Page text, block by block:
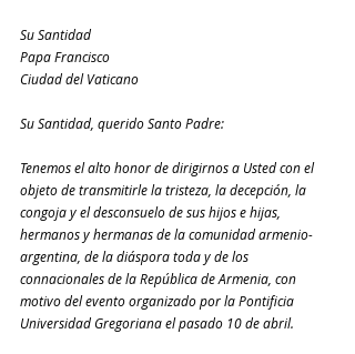
Su Santidad
Papa Francisco
Ciudad del Vaticano
Su Santidad, querido Santo Padre:
Tenemos el alto honor de dirigirnos a Usted con el
objeto de transmitirle la tristeza, la decepción, la
congoja y el desconsuelo de sus hijos e hijas,
hermanos y hermanas de la comunidad armenio-
argentina, de la diáspora toda y de los
connacionales de la República de Armenia, con
motivo del evento organizado por la Pontificia
Universidad Gregoriana el pasado 10 de abril.